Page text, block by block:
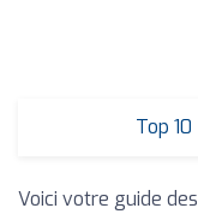
Top 10
Voici votre guide des